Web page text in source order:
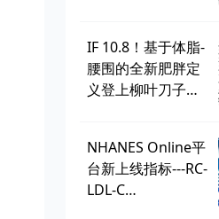
IF 10.8！基于体脂-
腰围的全新肥胖定
义登上柳叶刀子
总
NHANES Online平
台新上线指标---RC-
LDL-C